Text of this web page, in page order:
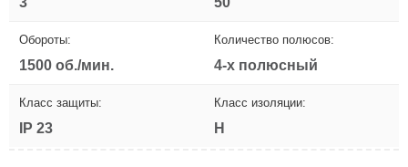
Обороты:
1500 об./мин.
Количество полюсов:
4-х полюсный
Класс защиты:
IP 23
Класс изоляции:
H